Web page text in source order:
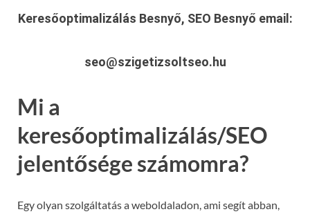
Keresőoptimalizálás Besnyő, SEO Besnyő email:
seo@szigetizsoltseo.hu
Mi a
keresőoptimalizálás/SEO
jelentősége számomra?
Egy olyan szolgáltatás a weboldaladon, ami segít abban,